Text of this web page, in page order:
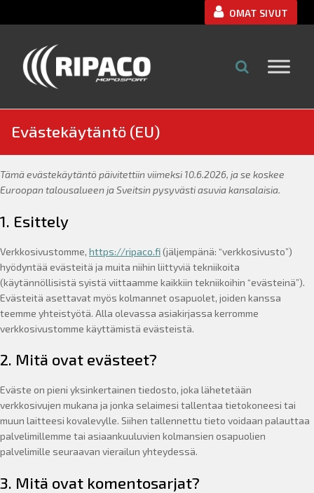
sisältöön
OMAT SIVUT
Evästekäytäntö (EU)
Tämä evästekäytäntö päivitettiin viimeksi 10.6.2026, ja se koskee
Euroopan talousalueen ja Sveitsin pysyvästi asuvia kansalaisia.
1. Esittely
Verkkosivustomme, https://ripaco.fi(jäljempänä: “verkkosivusto”)
hyödyntää evästeitä ja muita niihin liittyviä tekniikoita
(käytännöllisistä syistä viittaamme kaikkiin tekniikoihin “evästeinä”).
Evästeitä asettavat myös kolmannet osapuolet, joiden kanssa
teemme yhteistyötä. Alla olevassa asiakirjassa kerromme
verkkosivustomme käyttämistä evästeistä.
2. Mitä ovat evästeet?
Eväste on pieni yksinkertainen tiedosto, joka lähetetään
verkkosivujen mukana ja jonka selaimesi tallentaa tietokoneesi tai
muun laitteesi kovalevylle. Siihen tallennettu tieto voidaan palauttaa
palvelimillemme tai asiaankuuluvien kolmansien osapuolien
palvelimille seuraavan vierailun yhteydessä.
3. Mitä ovat komentosarjat?